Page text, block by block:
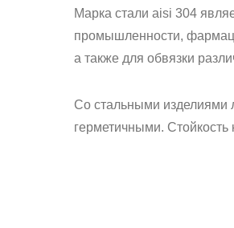
Марка стали aisi 304
промышленности,
а также для обвязки
Со стальными изделиями
герметичными.